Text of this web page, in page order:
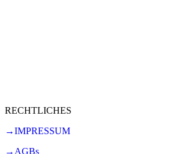
RECHTLICHES
→IMPRESSUM
→AGBs